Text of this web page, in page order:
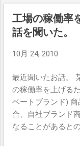
の
工場の稼働率
話を聞いた。
10月 24, 2010
最近聞いたお話。
の稼働率を上げる
ベートブランド)
合、自社ブランド
なることがあると